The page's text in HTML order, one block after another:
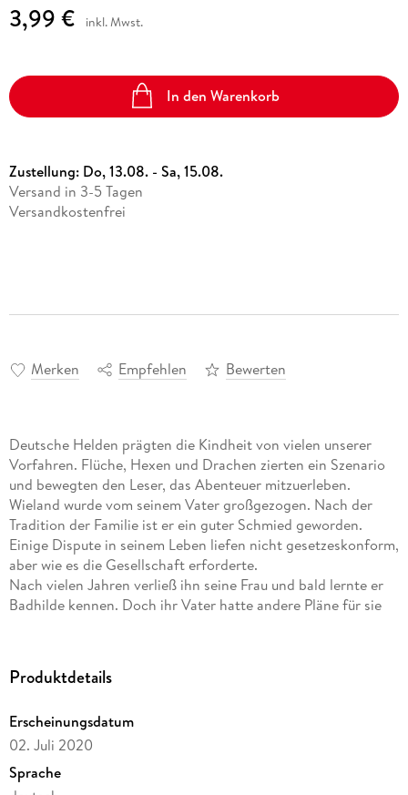
3,99 € inkl. Mwst.
In den Warenkorb
Zustellung: Do, 13.08. - Sa, 15.08.
Versand in 3-5 Tagen
Versandkostenfrei
Merken Empfehlen Bewerten
Deutsche Helden prägten die Kindheit von vielen unserer
Vorfahren. Flüche, Hexen und Drachen zierten ein Szenario
und bewegten den Leser, das Abenteuer mitzuerleben.
Wieland wurde vom seinem Vater großgezogen. Nach der
Tradition der Familie ist er ein guter Schmied geworden.
Einige Dispute in seinem Leben liefen nicht gesetzeskonform,
aber wie es die Gesellschaft erforderte.
Nach vielen Jahren verließ ihn seine Frau und bald lernte er
Badhilde kennen. Doch ihr Vater hatte andere Pläne für sie
Produktdetails
Erscheinungsdatum
02. Juli 2020
Sprache